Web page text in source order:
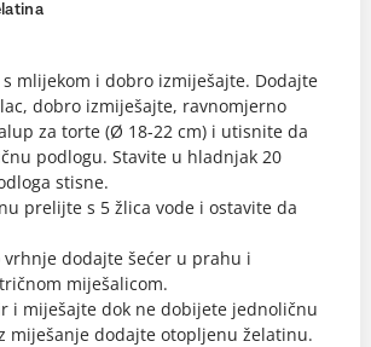
s mlijekom i dobro izmiješajte. Dodajte
dobro izmiješajte, ravnomjerno
za torte (Ø 18-22 cm) i utisnite da
podlogu. Stavite u hladnjak 20
stisne.
prelijte s 5 žlica vode i ostavite da
vrhnje dodajte šećer u prahu i
miješalicom.
i miješajte dok ne dobijete jednoličnu
miješanje dodajte otopljenu želatinu.